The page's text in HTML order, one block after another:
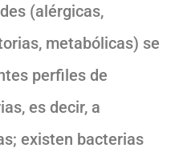
(alérgicas,
metabólicas) se
perfiles de
es decir, a
existen bacterias